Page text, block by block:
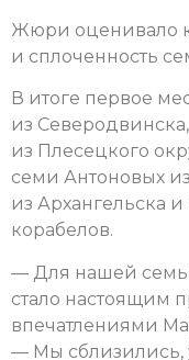
Жюри оценивало
и сплоченность
В итоге первое
из
из Плесецкого
семи Антоновых
из Архангельска
корабелов.
— Для нашей
стало настоящим
впечатлениями
— Мы сблизились,